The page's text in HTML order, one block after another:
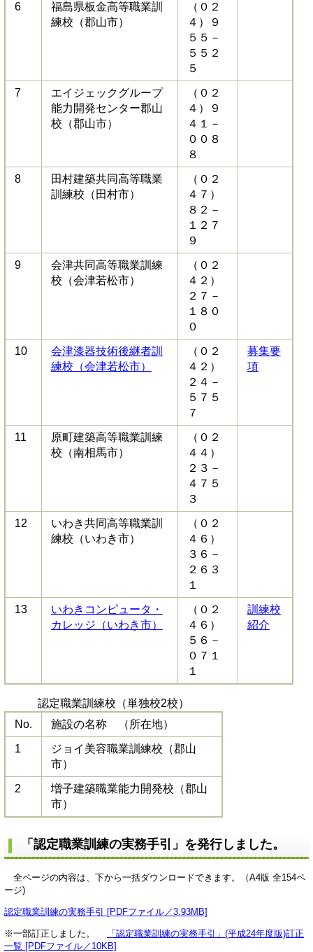
6
福島県板金高等職業訓
練校（郡山市）
（０２
４）９
５５－
５５２
５
7
エイジェックグループ
能力開発センター郡山
校（郡山市）
（０２
４）９
４１－
００８
８
8
田村建築共同高等職業
訓練校（田村市）
（０２
４７）
８２－
１２７
９
9
会津共同高等職業訓練
校（会津若松市）
（０２
４２）
２７－
１８０
０
10
会津漆器技術後継者訓
練校（会津若松市）
（０２
４２）
２４－
５７５
７
募集要
項
11
原町建築高等職業訓練
校（南相馬市）
（０２
４４）
２３－
４７５
３
12
いわき共同高等職業訓
練校（いわき市）
（０２
４６）
３６－
２６３
１
13
いわきコンピュータ・
カレッジ（いわき市）
（０２
４６）
５６－
０７１
１
訓練校
紹介
認定職業訓練校（単独校2校）
No.
施設の名称 （所在地）
1
ジョイ美容職業訓練校（郡山
市）
2
増子建築職業能力開発校（郡山
市）
「認定職業訓練の実務手引」を発行しました。
全ページの内容は、下から一括ダウンロードできます。（A4版 全154ペ
ージ)
認定職業訓練の実務手引 [PDFファイル／3.93MB]
※一部訂正しました。
「認定職業訓練の実務手引」(平成24年度版)訂正
一覧 [PDFファイル／10KB]